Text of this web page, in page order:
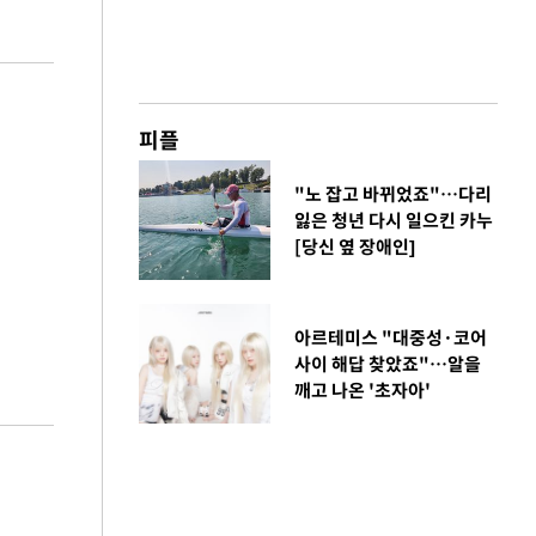
피플
"노 잡고 바뀌었죠"…다리
잃은 청년 다시 일으킨 카누
[당신 옆 장애인]
아르테미스 "대중성·코어
사이 해답 찾았죠"…알을
깨고 나온 '초자아'